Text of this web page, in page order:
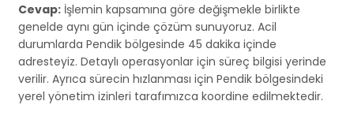
Cevap: İşlemin kapsamına göre değişmekle birlikte
genelde aynı gün içinde çözüm sunuyoruz. Acil
durumlarda Pendik bölgesinde 45 dakika içinde
adresteyiz. Detaylı operasyonlar için süreç bilgisi yerinde
verilir. Ayrıca sürecin hızlanması için Pendik bölgesindeki
yerel yönetim izinleri tarafımızca koordine edilmektedir.